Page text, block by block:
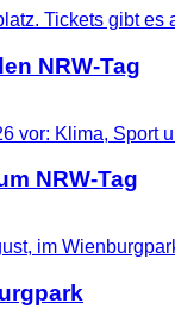
NRW-Tag
NRW-Tag